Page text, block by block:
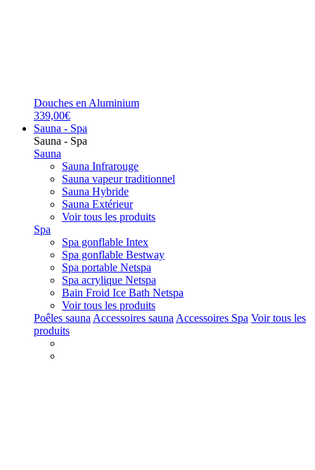
Douches en Aluminium
339,00€
Sauna - Spa
Sauna - Spa
Sauna
Sauna Infrarouge
Sauna vapeur traditionnel
Sauna Hybride
Sauna Extérieur
Voir tous les produits
Spa
Spa gonflable Intex
Spa gonflable Bestway
Spa portable Netspa
Spa acrylique Netspa
Bain Froid Ice Bath Netspa
Voir tous les produits
Poêles sauna Accessoires sauna Accessoires Spa Voir tous les
produits